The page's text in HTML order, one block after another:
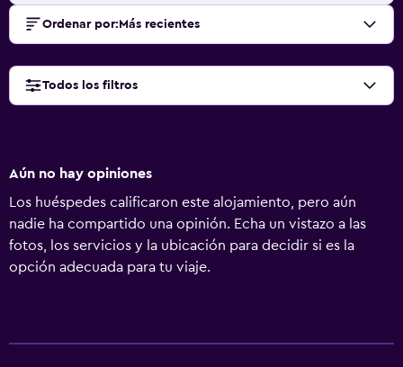
Ordenar por: Más recientes
Todos los filtros
Aún no hay opiniones
Los huéspedes calificaron este alojamiento, pero aún
nadie ha compartido una opinión. Echa un vistazo a las
fotos, los servicios y la ubicación para decidir si es la
opción adecuada para tu viaje.